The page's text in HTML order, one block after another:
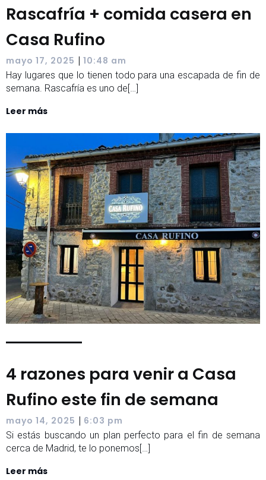
Rascafría + comida casera en
Casa Rufino
mayo 17, 2025 | 10:48 am
Hay lugares que lo tienen todo para una escapada de fin de
semana. Rascafría es uno de[…]
Leer más
4 razones para venir a Casa
Rufino este fin de semana
mayo 14, 2025 | 6:03 pm
Si estás buscando un plan perfecto para el fin de semana
cerca de Madrid, te lo ponemos[…]
Leer más